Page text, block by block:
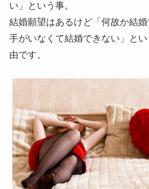
い」という事。
結婚願望はあるけど「何故か結
手がいなくて結婚できない」と
由です。